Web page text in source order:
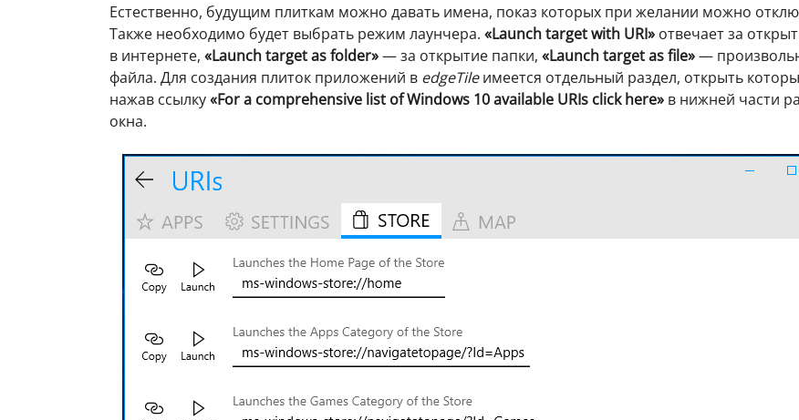
Естественно, будущим плиткам можно давать имена, показ которых при желании можно
Также необходимо будет выбрать режим лаунчера. «Launch target with URI» отвечает за
в интернете, «Launch target as folder»— за открытие папки, «Launch target as file»—
файла. Для создания плиток приложений в edgeTileимеется отдельный раздел, открыть
нажав ссылку«For a comprehensive list of Windows 10 available URIs click here» в нижней части
окна.